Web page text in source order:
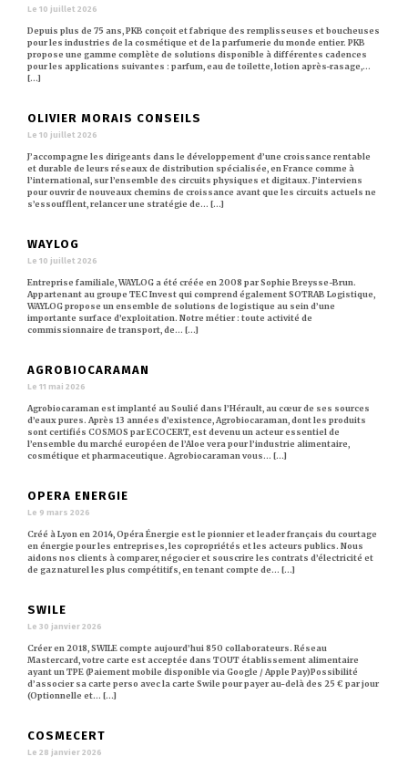
Le 10 juillet 2026
Depuis plus de 75 ans, PKB conçoit et fabrique des remplisseuses et boucheuses
pour les industries de la cosmétique et de la parfumerie du monde entier. PKB
propose une gamme complète de solutions disponible à différentes cadences
pour les applications suivantes : parfum, eau de toilette, lotion après-rasage,…
[...]
OLIVIER MORAIS CONSEILS
Le 10 juillet 2026
J’accompagne les dirigeants dans le développement d’une croissance rentable
et durable de leurs réseaux de distribution spécialisée, en France comme à
l’international, sur l’ensemble des circuits physiques et digitaux. J’interviens
pour ouvrir de nouveaux chemins de croissance avant que les circuits actuels ne
s’essoufflent, relancer une stratégie de… [...]
WAYLOG
Le 10 juillet 2026
Entreprise familiale, WAYLOG a été créée en 2008 par Sophie Breysse-Brun.
Appartenant au groupe TEC Invest qui comprend également SOTRAB Logistique,
WAYLOG propose un ensemble de solutions de logistique au sein d’une
importante surface d’exploitation. Notre métier : toute activité de
commissionnaire de transport, de… [...]
AGROBIOCARAMAN
Le 11 mai 2026
Agrobiocaraman est implanté au Soulié dans l’Hérault, au cœur de ses sources
d’eaux pures. Après 13 années d’existence, Agrobiocaraman, dont les produits
sont certifiés COSMOS par ECOCERT, est devenu un acteur essentiel de
l’ensemble du marché européen de l’Aloe vera pour l’industrie alimentaire,
cosmétique et pharmaceutique. Agrobiocaraman vous… [...]
OPERA ENERGIE
Le 9 mars 2026
Créé à Lyon en 2014, Opéra Énergie est le pionnier et leader français du courtage
en énergie pour les entreprises, les copropriétés et les acteurs publics. Nous
aidons nos clients à comparer, négocier et souscrire les contrats d’électricité et
de gaz naturel les plus compétitifs, en tenant compte de… [...]
SWILE
Le 30 janvier 2026
Créer en 2018, SWILE compte aujourd’hui 850 collaborateurs. Réseau
Mastercard, votre carte est acceptée dans TOUT établissement alimentaire
ayant un TPE (Paiement mobile disponible via Google / Apple Pay)Possibilité
d’associer sa carte perso avec la carte Swile pour payer au-delà des 25 € par jour
(Optionnelle et… [...]
COSMECERT
Le 28 janvier 2026